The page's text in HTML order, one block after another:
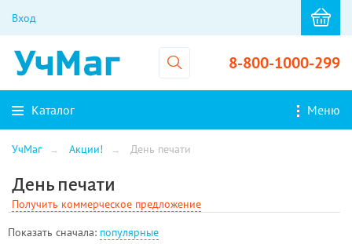
Вход
8-800-1000-299
Каталог Меню
УчМаг Акции! День печати
День печати
Получить коммерческое предложение
Показать cначала: популярные